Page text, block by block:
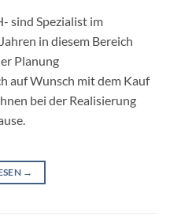
sind Spezialist im
in diesem Bereich
Planung
auf Wunsch mit dem Kauf
bei der Realisierung
→